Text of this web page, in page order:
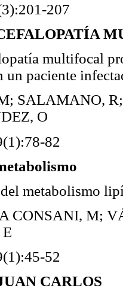
207
multifocal
un paciente
SALAMANO,
O
82
metabolismo
CONSANI, M;
52
CARLOS